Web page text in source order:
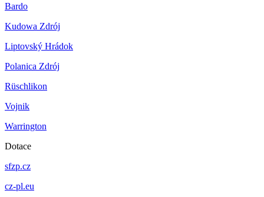
Bardo
Kudowa Zdrój
Liptovský Hrádok
Polanica Zdrój
Rüschlikon
Vojnik
Warrington
Dotace
sfzp.cz
cz-pl.eu